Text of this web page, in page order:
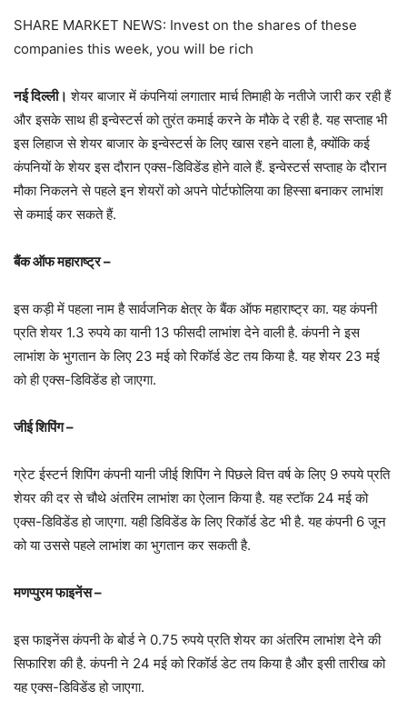
SHARE MARKET NEWS: Invest on the shares of these
companies this week, you will be rich
नई दिल्ली। शेयर बाजार में कंपनियां लगातार मार्च तिमाही के नतीजे जारी कर रही हैं
और इसके साथ ही इन्वेस्टर्स को तुरंत कमाई करने के मौके दे रही है. यह सप्ताह भी
इस लिहाज से शेयर बाजार के इन्वेस्टर्स के लिए खास रहने वाला है, क्योंकि कई
कंपनियों के शेयर इस दौरान एक्स-डिविडेंड होने वाले हैं. इन्वेस्टर्स सप्ताह के दौरान
मौका निकलने से पहले इन शेयरों को अपने पोर्टफोलिया का हिस्सा बनाकर लाभांश
से कमाई कर सकते हैं.
बैंक ऑफ महाराष्ट्र –
इस कड़ी में पहला नाम है सार्वजनिक क्षेत्र के बैंक ऑफ महाराष्ट्र का. यह कंपनी
प्रति शेयर 1.3 रुपये का यानी 13 फीसदी लाभांश देने वाली है. कंपनी ने इस
लाभांश के भुगतान के लिए 23 मई को रिकॉर्ड डेट तय किया है. यह शेयर 23 मई
को ही एक्स-डिविडेंड हो जाएगा.
जीई शिपिंग –
ग्रेट ईस्टर्न शिपिंग कंपनी यानी जीई शिपिंग ने पिछले वित्त वर्ष के लिए 9 रुपये प्रति
शेयर की दर से चौथे अंतरिम लाभांश का ऐलान किया है. यह स्टॉक 24 मई को
एक्स-डिविडेंड हो जाएगा. यही डिविडेंड के लिए रिकॉर्ड डेट भी है. यह कंपनी 6 जून
को या उससे पहले लाभांश का भुगतान कर सकती है.
मणप्पुरम फाइनेंस –
इस फाइनेंस कंपनी के बोर्ड ने 0.75 रुपये प्रति शेयर का अंतरिम लाभांश देने की
सिफारिश की है. कंपनी ने 24 मई को रिकॉर्ड डेट तय किया है और इसी तारीख को
यह एक्स-डिविडेंड हो जाएगा.